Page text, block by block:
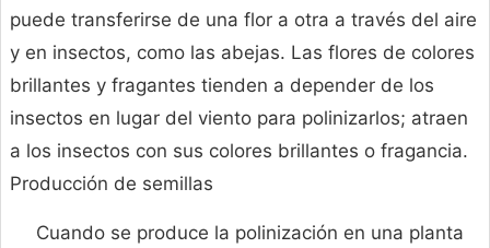
puede transferirse de una flor a otra a través del aire
y en insectos, como las abejas. Las flores de colores
brillantes y fragantes tienden a depender de los
insectos en lugar del viento para polinizarlos; atraen
a los insectos con sus colores brillantes o fragancia.
Producción de semillas
Cuando se produce la polinización en una planta